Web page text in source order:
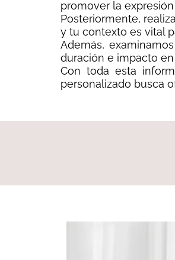
promover la
Posteriormente,
y tu contexto es vital
Además,
duración e impacto
Con toda esta
personalizado busca